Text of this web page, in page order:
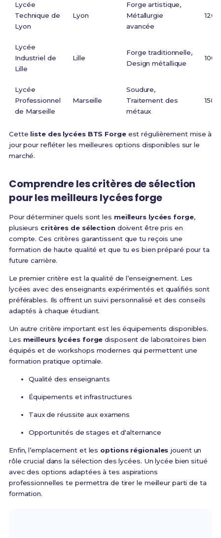
Lycée
Technique de
Lyon
Lyon
Forge artistique,
Métallurgie
avancée
120
Lycée
Industriel de
Lille
Lille
Forge traditionnelle,
Design métallique
100
Lycée
Professionnel
de Marseille
Marseille
Soudure,
Traitement des
métaux
150
Cette liste des lycées BTS Forgeest régulièrement mise à
jour pour refléter les meilleures options disponibles sur le
marché.
Comprendre lescritères de sélection
pour lesmeilleurs lycées forge
Pour déterminer quels sont les meilleurs lycées forge,
plusieurs critères de sélectiondoivent être pris en
compte. Ces critères garantissent que tu reçois une
formation de haute qualité et que tu es bien préparé pour ta
future carrière.
Le premier critère est la qualité de l’enseignement. Les
lycées avec des enseignants expérimentés et qualifiés sont
préférables. Ils offrent un suivi personnalisé et des conseils
adaptés à chaque étudiant.
Un autre critère important est les équipements disponibles.
Les meilleurs lycées forge disposent de laboratoires bien
équipés et de workshops modernes qui permettent une
formation pratique optimale.
Qualité des enseignants
Équipements et infrastructures
Taux de réussite aux examens
Opportunités de stages et d'alternance
Enfin, l’emplacement et les options régionales jouent un
rôle crucial dans la sélection des lycées. Un lycée bien situé
avec des options adaptées à tes aspirations
professionnelles te permettra de tirer le meilleur parti de ta
formation.